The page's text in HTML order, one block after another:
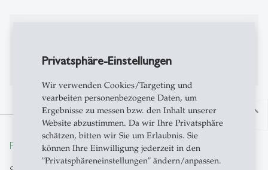
Privatsphäre-Einstellungen
Wir verwenden Cookies/Targeting und
vearbeiten personenbezogene Daten, um
Ergebnisse zu messen bzw. den Inhalt unserer
Website abzustimmen. Da wir Ihre Privatsphäre
schätzen, bitten wir Sie um Erlaubnis. Sie
können Ihre Einwilligung jederzeit in den
"Privatsphäreneinstellungen" ändern/anpassen.
Publikationen auf Alexandria
north
From insight to impact.